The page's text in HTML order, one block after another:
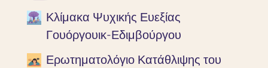
Κλίμακα Ψυχικής Ευεξίας
Γουόργουικ-Εδιμβούργου
Ερωτηματολόγιο Κατάθλιψης του